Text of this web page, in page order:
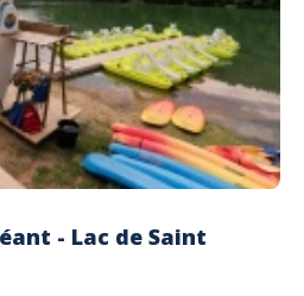
- Lac de Saint